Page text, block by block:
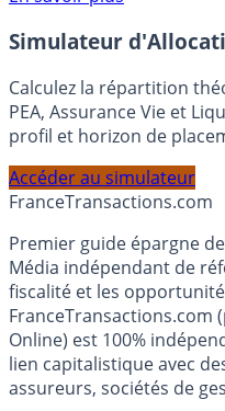
En savoir plus
Simulateur
Calculez la répartition
PEA, Assurance Vie et
profil et horizon de
Accéder au simulateur
FranceTransactions.com
Premier guide épargne de
Média indépendant de
fiscalité et les
FranceTransactions.com
Online) est 100%
lien capitalistique avec